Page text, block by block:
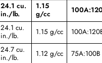
24.1 cu.
in./lb.
1.15
g/cc
24.1 cu.
in./lb.
1.15 g/cc
24.7 cu.
in./lb.
1.12 g/cc 75A:100B